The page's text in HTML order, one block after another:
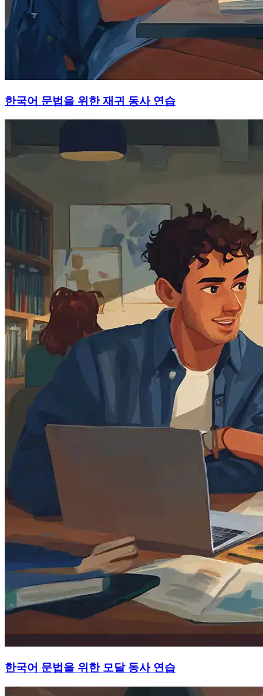
한국어 문법을 위한 재귀 동사 연습
한국어 문법을 위한 모달 동사 연습